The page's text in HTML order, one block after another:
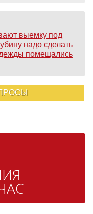
выемку под
надо сделать
помещались